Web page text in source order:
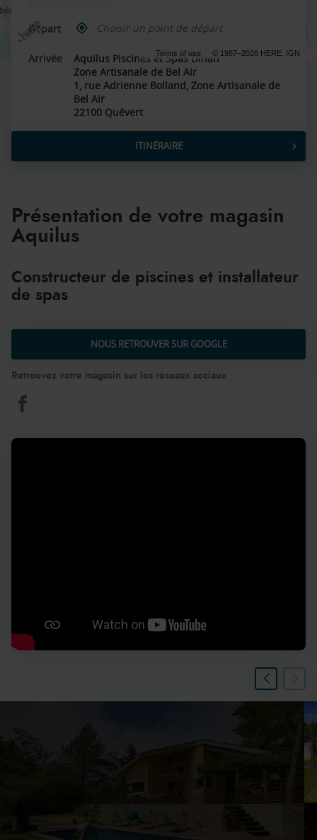
Terms of use © 1987–2026 HERE, IGN
Départ
,
trouver
point
de
vente
Aquilus
Arrivée
Aquilus Piscines et Spas Dinan
Zone Artisanale de Bel Air
1, rue Adrienne Bolland, Zone Artisanale de
Bel Air
22100 Quévert
ITINÉRAIRE
JUSQU'AU
POINT
PISCINES
Présentation de votre magasin
Aquilus
Constructeur de piscines et installateur
de spas
NOUS RETROUVER SUR GOOGLE
Retrouvez votre magasin sur les réseaux sociaux
Aquilus
Piscines